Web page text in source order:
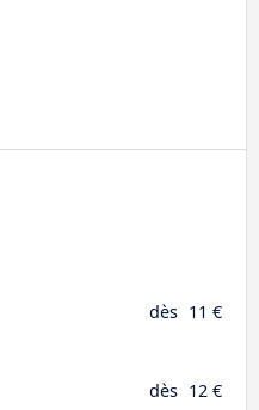
dès 11 €
dès 12 €